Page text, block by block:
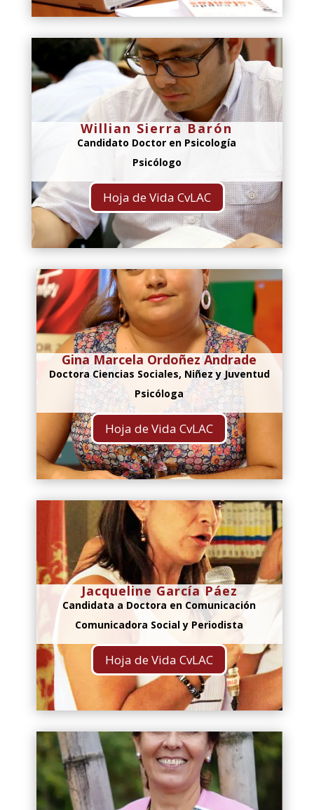
Willian Sierra Barón
Candidato Doctor en Psicología
Psicólogo
Hoja de Vida CvLAC
Gina Marcela Ordoñez Andrade
Doctora Ciencias Sociales, Niñez y Juventud
Psicóloga
Hoja de Vida CvLAC
Jacqueline García Páez
Candidata a Doctora en Comunicación
Comunicadora Social y Periodista
Hoja de Vida CvLAC